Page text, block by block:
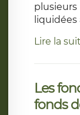
Lire la
Les
fonds